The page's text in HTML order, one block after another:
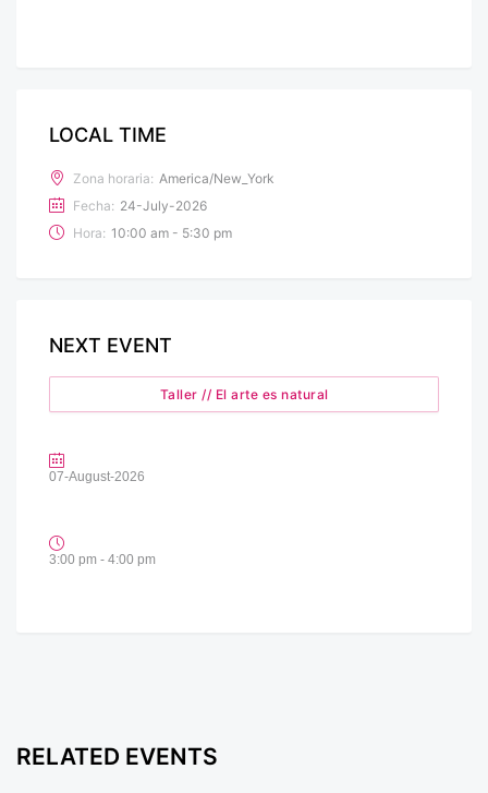
LOCAL TIME
Zona horaria: America/New_York
Fecha: 24-July-2026
Hora: 10:00 am - 5:30 pm
NEXT EVENT
Taller // El arte es natural
07-August-2026
3:00 pm - 4:00 pm
RELATED EVENTS